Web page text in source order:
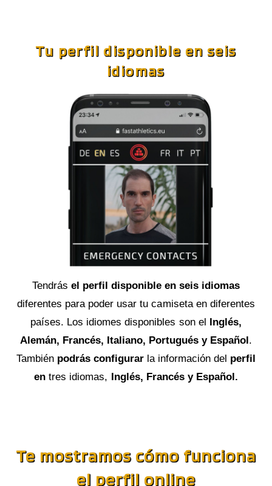
Tu perfil disponible en seis
idiomas
Tendrás el perfil disponible en seis idiomas
diferentes para poder usar tu camiseta en diferentes
países. Los idiomes disponibles son el
Inglés,
Alemán, Francés, Italiano, Portugués y Español .
También podrás configurar la información del perfil
en tres idiomas, Inglés, Francés y Español.
Te mostramos cómo funciona
el perfil online